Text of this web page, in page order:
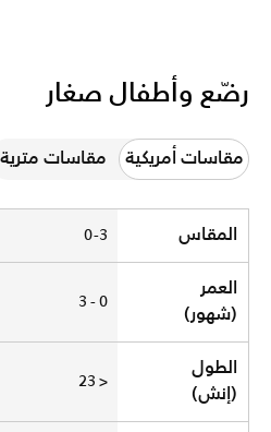
رضّع وأطفال صغار
مقاسات أمريكية مقاسات مترية
Baby and Toddler
المقاس 0-3
العمر
(شهور)
0 - 3
الطول
(إنش)
< 23